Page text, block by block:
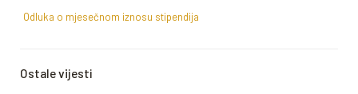
Odluka o mjesečnom iznosu stipendija
Ostale vijesti